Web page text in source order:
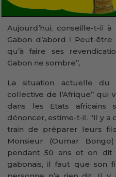
Aujourd’hui, conseille-t-il à
Gabon d’abord ! Peut-être
qu’à faire ses
Gabon ne sombre’’,
La situation actuelle du
collective de l’Afrique’’
dans les Etats africains
dénoncer, estime-t-il. ‘’Il y
train de préparer leurs
Monsieur (Oumar
pendant 50 ans et on dit
gabonais, il faut que son